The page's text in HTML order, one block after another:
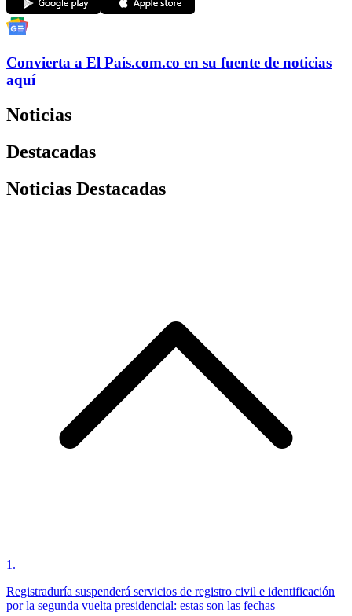
Convierta a El País.com.co en su fuente de noticias
aquí
Noticias
Destacadas
Noticias Destacadas
1 .
Registraduría suspenderá servicios de registro civil e identificación
por la segunda vuelta presidencial: estas son las fechas